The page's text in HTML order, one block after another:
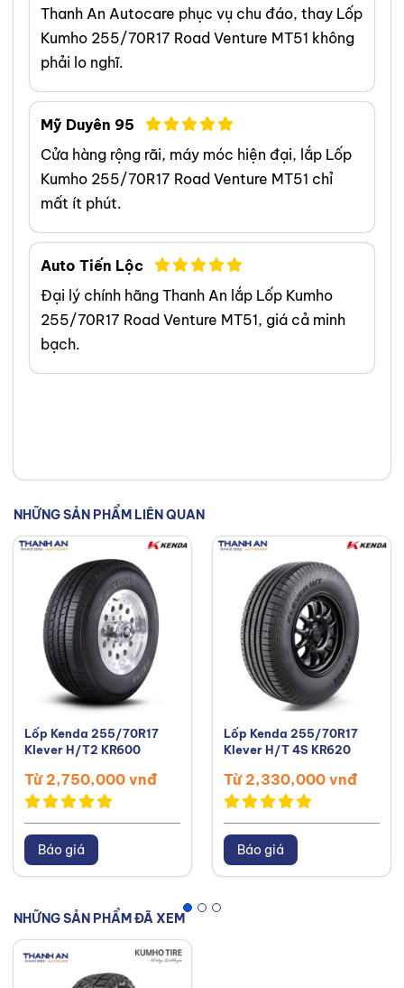
Thanh An Autocare phục vụ chu đáo, thay Lốp
Kumho 255/70R17 Road Venture MT51 không
phải lo nghĩ.
Mỹ Duyên 95
Cửa hàng rộng rãi, máy móc hiện đại, lắp Lốp
Kumho 255/70R17 Road Venture MT51 chỉ
mất ít phút.
Auto Tiến Lộc
Đại lý chính hãng Thanh An lắp Lốp Kumho
255/70R17 Road Venture MT51, giá cả minh
bạch.
NHỮNG SẢN PHẨM LIÊN QUAN
Lốp Kenda 255/70R17
Klever H/T2 KR600
Từ 2,750,000 vnđ
Báo giá
Lốp Kenda 255/70R17
Klever H/T 4S KR620
Từ 2,330,000 vnđ
Báo giá
NHỮNG SẢN PHẨM ĐÃ XEM